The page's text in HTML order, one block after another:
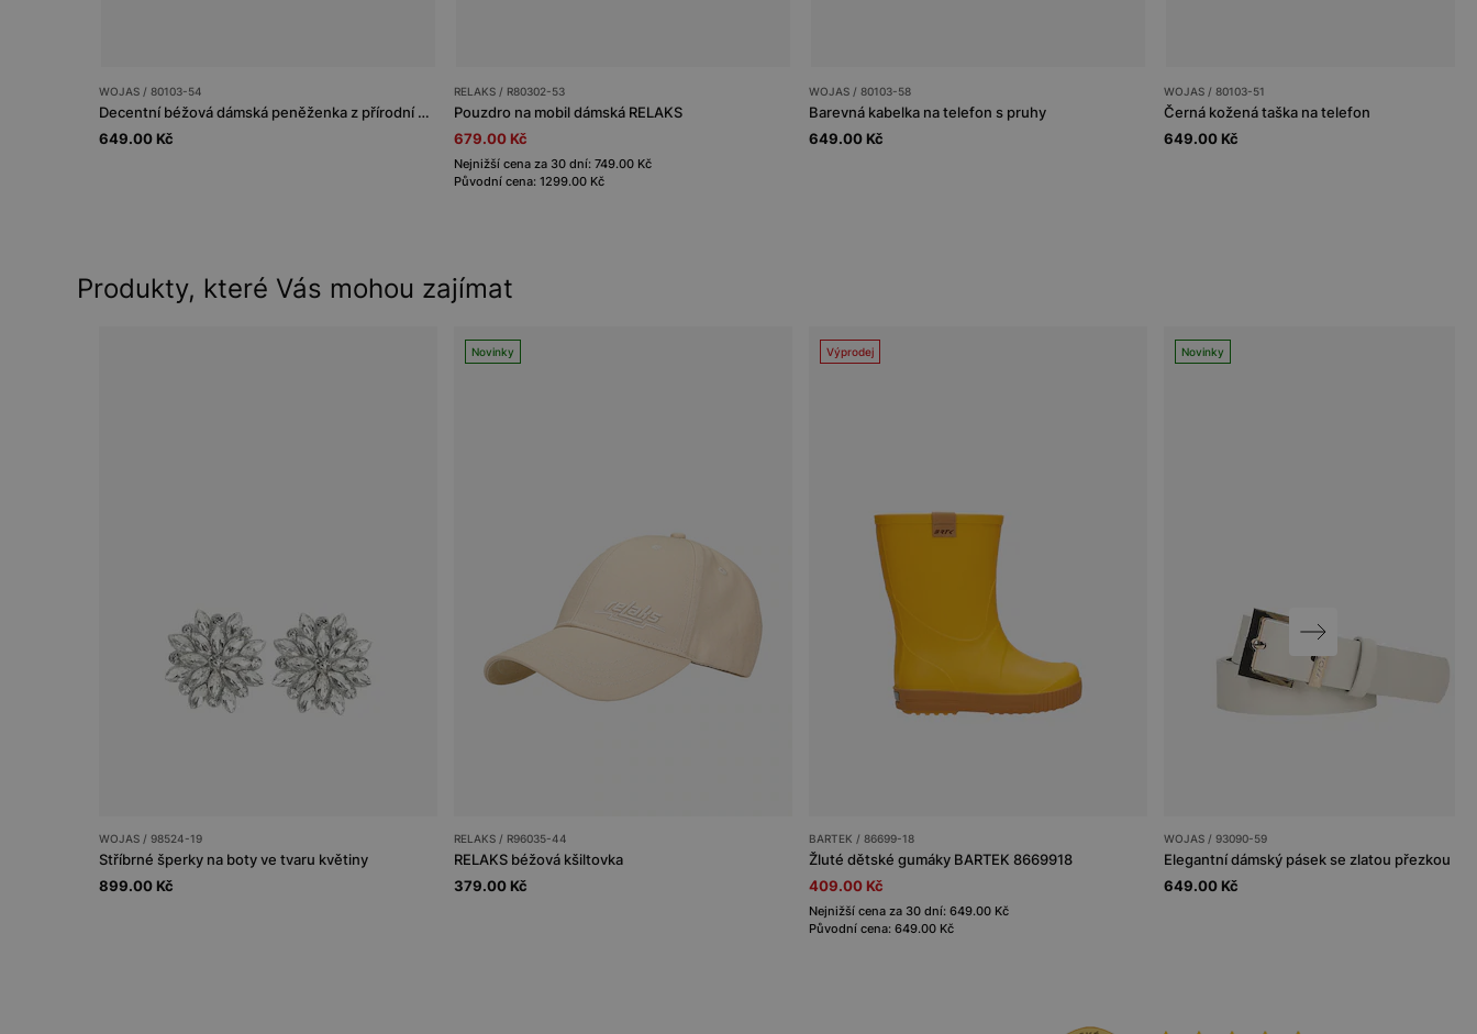
WOJAS / 80103-54
Decentní béžová dámská peněženka z přírodní hladké kůže
649.00 Kč
RELAKS / R80302-53
Pouzdro na mobil dámská RELAKS
679.00 Kč
Nejnižší cena za 30 dní: 749.00 Kč
Původní cena: 1299.00 Kč
WOJAS / 80103-58
Barevná kabelka na telefon s pruhy
649.00 Kč
WOJAS / 80103-51
Černá kožená taška na telefon
649.00 Kč
Produkty, které Vás mohou zajímat
WOJAS / 98524-19
Stříbrné šperky na boty ve tvaru květiny
899.00 Kč
Novinky
RELAKS / R96035-44
RELAKS béžová kšiltovka
379.00 Kč
Výprodej
BARTEK / 86699-18
Žluté dětské gumáky BARTEK 8669918
409.00 Kč
Nejnižší cena za 30 dní: 649.00 Kč
Původní cena: 649.00 Kč
Novinky
WOJAS / 93090-59
Elegantní dámský pásek se zlatou přezkou
649.00 Kč